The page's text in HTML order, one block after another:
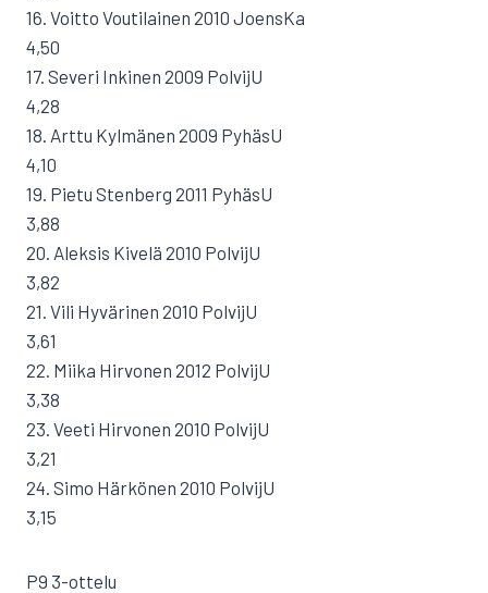
16. Voitto Voutilainen 2010 JoensKa
4,50
17. Severi Inkinen 2009 PolvijU
4,28
18. Arttu Kylmänen 2009 PyhäsU
4,10
19. Pietu Stenberg 2011 PyhäsU
3,88
20. Aleksis Kivelä 2010 PolvijU
3,82
21. Vili Hyvärinen 2010 PolvijU
3,61
22. Miika Hirvonen 2012 PolvijU
3,38
23. Veeti Hirvonen 2010 PolvijU
3,21
24. Simo Härkönen 2010 PolvijU
3,15
P9 3-ottelu